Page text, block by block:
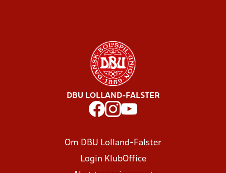
DBU LOLLAND-FALSTER
Om DBU Lolland-Falster
Login KlubOffice